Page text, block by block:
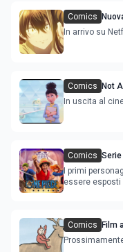
Comics
In arrivo su
Comics
Not
con
In uscita al
Comics
I primi
essere esposti
Comics
Film
di